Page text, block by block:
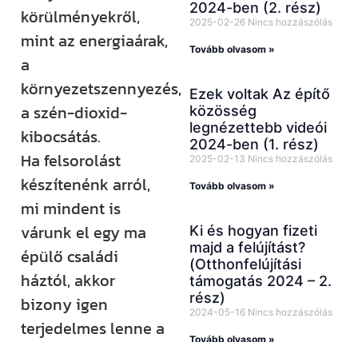
körülményekről,
mint az energiaárak,
a
környezetszennyezés,
a szén-dioxid-
kibocsátás.
Ha felsorolást
készítenénk arról,
mi mindent is
várunk el egy ma
épülő családi
háztól, akkor
bizony igen
terjedelmes lenne a
2024-ben (2. rész)
2025-02-26 Nincs hozzászólás
Tovább olvasom »
Ezek voltak Az építő
közösség
legnézettebb videói
2024-ben (1. rész)
2025-02-13 Nincs hozzászólás
Tovább olvasom »
Ki és hogyan fizeti
majd a felújítást?
(Otthonfelújítási
támogatás 2024 – 2.
rész)
2024-05-16 Nincs hozzászólás
Tovább olvasom »